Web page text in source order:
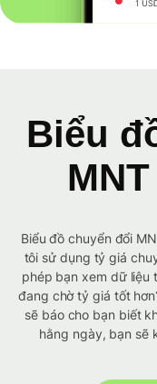
Biểu
Biểu đồ chuyển đổi
tôi sử dụng tỷ giá
phép bạn xem dữ liệu
đang chờ tỷ giá tốt
sẽ báo cho bạn biết
hằng ngày, bạn sẽ